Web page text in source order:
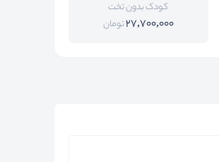
کودک بدون تخت
27,700,000تومان